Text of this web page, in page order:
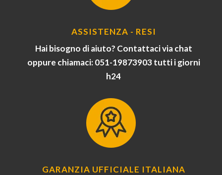
ASSISTENZA - RESI
Hai bisogno di aiuto? Contattaci via chat
oppure chiamaci: 051-19873903 tutti i giorni
h24
GARANZIA UFFICIALE ITALIANA